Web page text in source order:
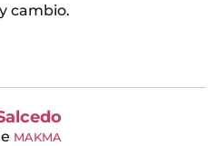
cambio.
MAKMA